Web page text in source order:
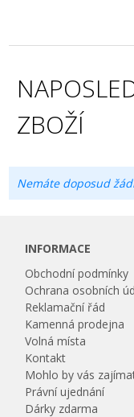
ZBOŽÍ
Nemáte doposud
INFORMACE
Obchodní podmínky
Ochrana osobních
Reklamační řád
Kamenná prodejna
Volná místa
Kontakt
Mohlo by vás
Právní ujednání
Dárky zdarma